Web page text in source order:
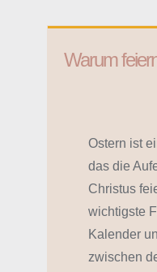
Warum
Ostern ist
das die
Christus
wichtigste
Kalender
zwischen